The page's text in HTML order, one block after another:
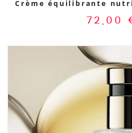
Crème équilibrante
72,00